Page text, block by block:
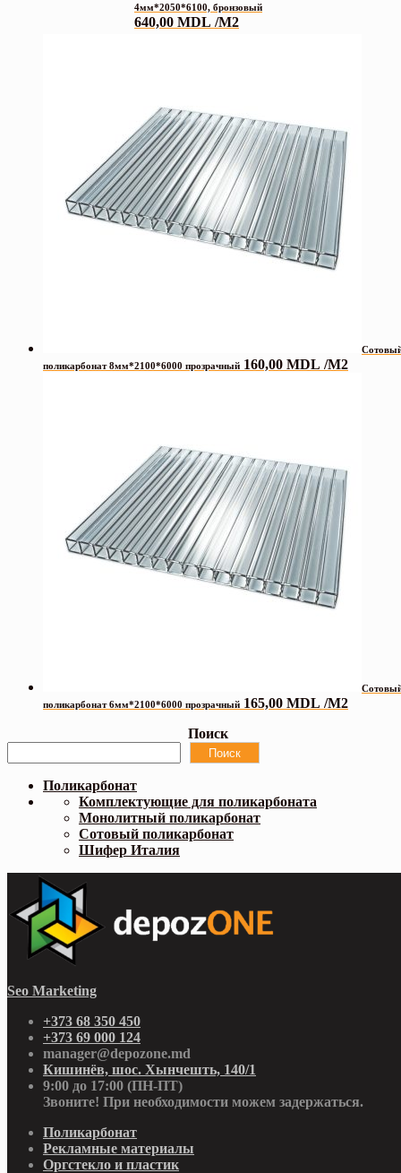
4мм*2050*6100, бронзовый
640,00 MDL /M2
поликарбонат 8мм*2100*6000 прозрачный 160,00 MDL /М2
поликарбонат 6мм*2100*6000 прозрачный 165,00 MDL /М2
Поиск
Поиск
Поликарбонат
Комплектующие для поликарбоната
Монолитный поликарбонат
Сотовый поликарбонат
Шифер Италия
Seo Marketing
+373 68 350 450
+373 69 000 124
manager@depozone.md
Кишинёв, шос. Хынчешть, 140/1
9:00 до 17:00 (ПН-ПТ)
Звоните! При необходимости можем задержаться.
Поликарбонат
Рекламные материалы
Оргстекло и пластик